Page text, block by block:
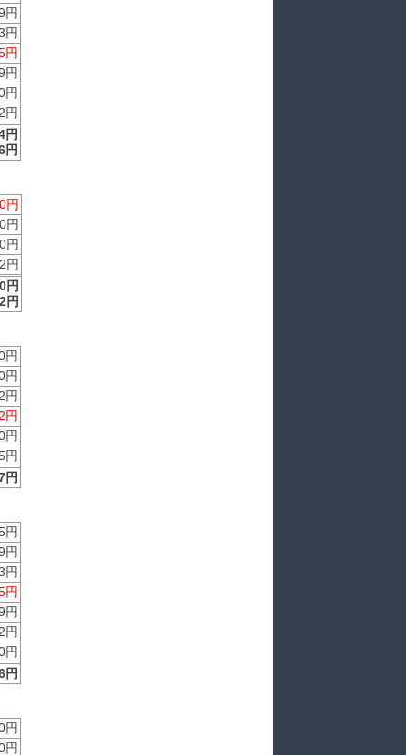
円
円
円
円
円
円
円
円
円
円
円
円
円
円
円
円
円
円
円
円
円
円
円
円
円
円
円
円
円
円
円